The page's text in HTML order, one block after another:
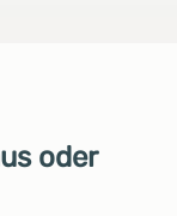
oder